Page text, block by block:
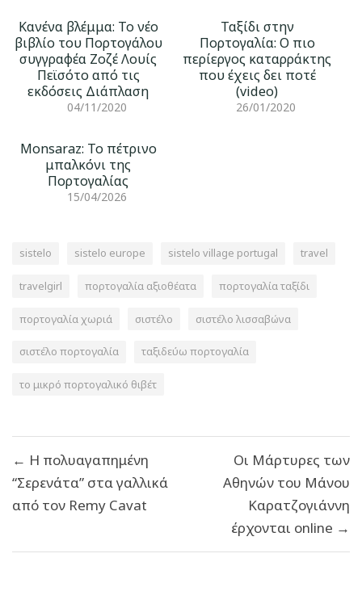
Κανένα βλέμμα: Το νέο
βιβλίο του Πορτογάλου
συγγραφέα Ζοζέ Λουίς
Πεϊσότο από τις
εκδόσεις Διάπλαση
04/11/2020
Ταξίδι στην
Πορτογαλία: Ο πιο
περίεργος καταρράκτης
που έχεις δει ποτέ
(video)
26/01/2020
Monsaraz: Το πέτρινο
μπαλκόνι της
Πορτογαλίας
15/04/2026
sistelo sistelo europe sistelo village portugal travel
travelgirl πορτογαλία αξιοθέατα πορτογαλία ταξίδι
πορτογαλία χωριά σιστέλο σιστέλο λισσαβώνα
σιστέλο πορτογαλία ταξιδεύω πορτογαλία
το μικρό πορτογαλικό θιβέτ
άρθρων
← Η πολυαγαπημένη
“Σερενάτα” στα γαλλικά
από τον Remy Cavat
Οι Μάρτυρες των
Αθηνών του Μάνου
Καρατζογιάννη
έρχονται online →